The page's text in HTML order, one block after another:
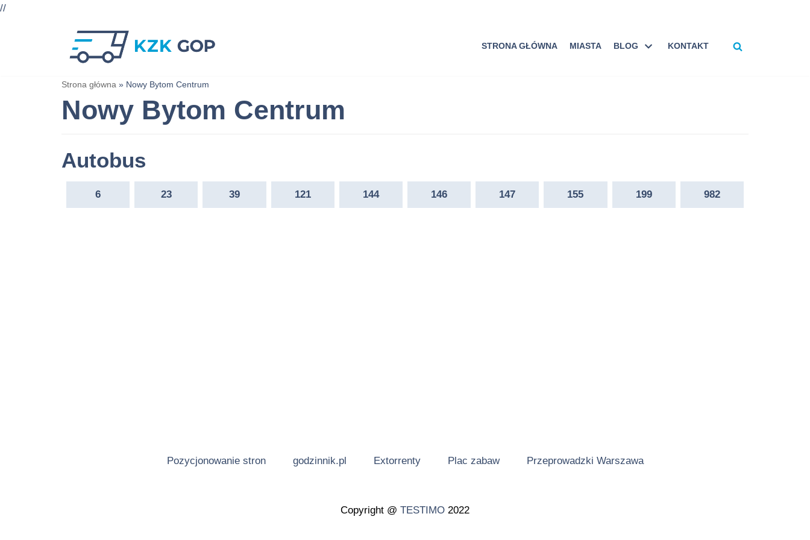
//
STRONA GŁÓWNA MIASTA BLOG KONTAKT
Strona główna » Nowy Bytom Centrum
Nowy Bytom Centrum
Autobus
6 23 39 121 144 146 147 155 199 982
Pozycjonowanie stron godzinnik.pl Extorrenty Plac zabaw Przeprowadzki Warszawa
Copyright @ TESTIMO 2022